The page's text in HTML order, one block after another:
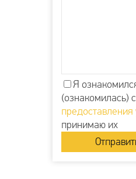
Я
(ознакомилась) с
предоставления
принимаю их